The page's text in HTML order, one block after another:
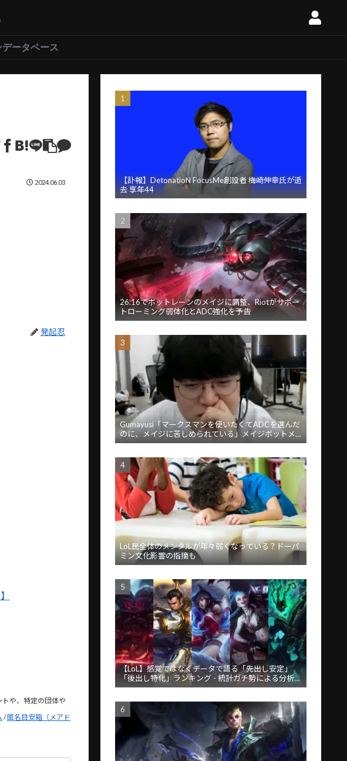
データベース
2024.06.03
発起忍
や、特定の団体や
/匿名目安箱（メアド
【訃報】DetonatioN FocusMe創設者 梅崎伸幸氏が逝
去 享年44
26.16でボットレーンのメイジに調整、Riotがサポー
トローミング弱体化とADC強化を予告
Gumayusi「マークスマンを使いたくてADCを選んだ
のに、メイジに苦しめられている」メイジボットメ
タに苦言
LoL民全体のメンタルが年々弱くなっている？ドーパ
ミン文化影響の指摘も
【LoL】感覚ではなくデータで語る「先出し安定」
「後出し特化」ランキング - 統計ガチ勢による分析が
話題